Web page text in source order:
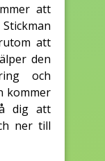
att
att
den
och
kommer
dig att
ner till